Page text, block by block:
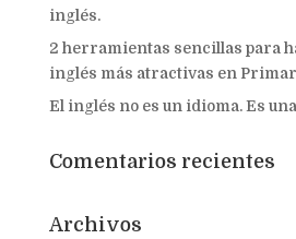
inglés.
2 herramientas sencillas para
inglés más atractivas en
El inglés no es un idioma. Es
Comentarios recientes
Archivos